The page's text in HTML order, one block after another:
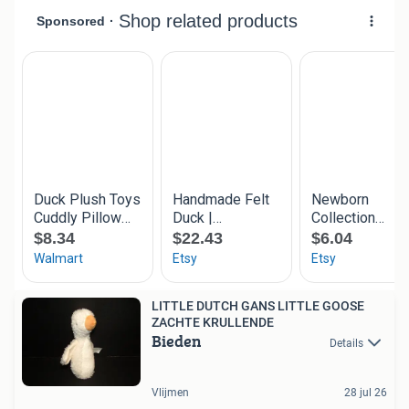
LITTLE DUTCH GANS LITTLE GOOSE
ZACHTE KRULLENDE
Bieden Details
Vlijmen 28 jul 26